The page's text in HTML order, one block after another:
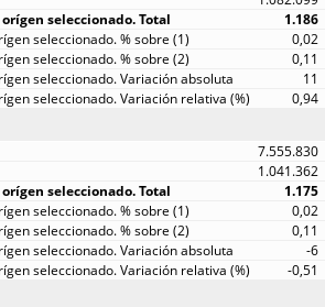
1.186
0,02
0,11
11
0,94
7.555.830
1.041.362
1.175
0,02
0,11
-6
-0,51